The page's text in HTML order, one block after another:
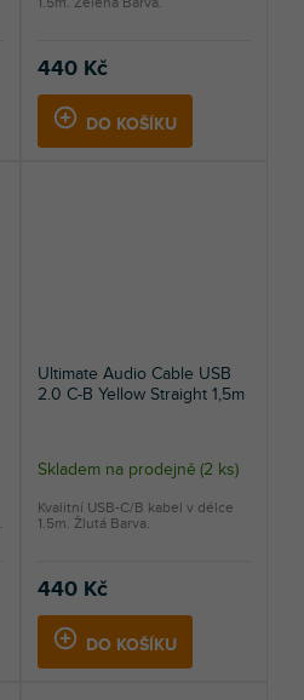
produktu
5,0
hvězdiček.
440 Kč
DO KOŠÍKU
Ultimate Audio Cable USB
2.0 C-B Yellow Straight 1,5m
Skladem na prodejně (2 ks)
440 Kč
DO KOŠÍKU
Kvalitní USB-C/B kabel v délce
1.5m. Žlutá Barva.